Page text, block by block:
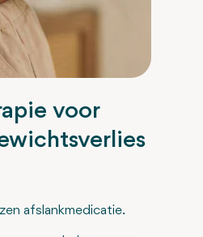
afslankmedicatie.
voor